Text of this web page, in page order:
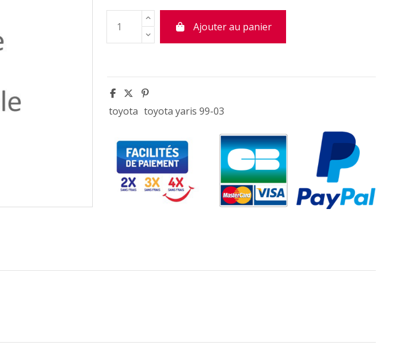
Ajouter au panier
toyota toyota yaris 99-03